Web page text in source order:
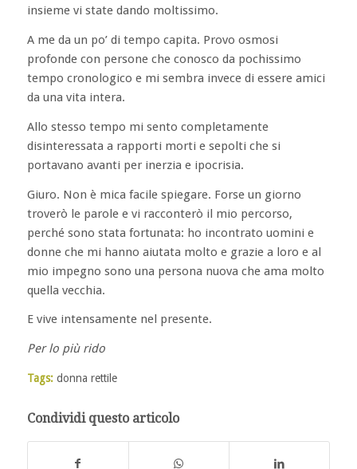
insieme vi state dando moltissimo.
A me da un po’ di tempo capita. Provo osmosi
profonde con persone che conosco da pochissimo
tempo cronologico e mi sembra invece di essere amici
da una vita intera.
Allo stesso tempo mi sento completamente
disinteressata a rapporti morti e sepolti che si
portavano avanti per inerzia e ipocrisia.
Giuro. Non è mica facile spiegare. Forse un giorno
troverò le parole e vi racconterò il mio percorso,
perché sono stata fortunata: ho incontrato uomini e
donne che mi hanno aiutata molto e grazie a loro e al
mio impegno sono una persona nuova che ama molto
quella vecchia.
E vive intensamente nel presente.
Per lo più rido
Tags: donna rettile
Condividi questo articolo